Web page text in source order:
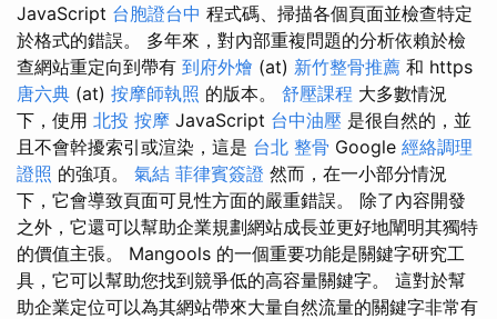
JavaScript 台胞證台中 程式碼、掃描各個頁面並檢查特定
於格式的錯誤。 多年來，對內部重複問題的分析依賴於檢
查網站重定向到帶有 到府外燴 (at) 新竹整骨推薦 和 https
唐六典 (at) 按摩師執照 的版本。 舒壓課程 大多數情況
下，使用 北投 按摩 JavaScript 台中油壓 是很自然的，並
且不會幹擾索引或渲染，這是 台北 整骨 Google 經絡調理
證照 的強項。 氣結 菲律賓簽證 然而，在一小部分情況
下，它會導致頁面可見性方面的嚴重錯誤。 除了內容開發
之外，它還可以幫助企業規劃網站成長並更好地闡明其獨特
的價值主張。 Mangools 的一個重要功能是關鍵字研究工
具，它可以幫助您找到競爭低的高容量關鍵字。 這對於幫
助企業定位可以為其網站帶來大量自然流量的關鍵字非常有